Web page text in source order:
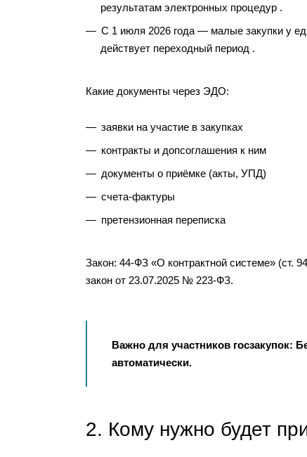
результатам электронных процедур .
С 1 июля 2026 года — малые закупки у
действует переходный период .
Какие документы через ЭДО:
заявки на участие в закупках
контракты и допсоглашения к ним
документы о приёмке (акты, УПД)
счета-фактуры
претензионная переписка
Закон: 44-ФЗ «О контрактной системе» (ст.
закон от 23.07.2025 № 223-ФЗ.
Важно для участников госзакупок:
автоматически.
2. Кому нужно будет